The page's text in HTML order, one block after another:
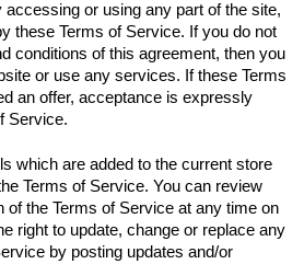
or using any part of the site,
these Terms of Service. If you do not
conditions of this agreement, then you
or use any services. If these Terms
an offer, acceptance is expressly
Service.
which are added to the current store
Terms of Service. You can review
of the Terms of Service at any time on
right to update, change or replace any
by posting updates and/or